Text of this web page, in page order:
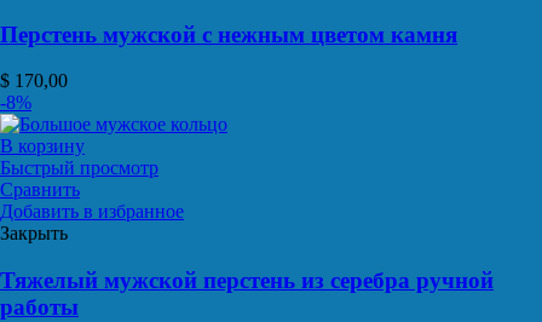
Перстень мужской с нежным цветом камня
$ 170,00
-8%
В корзину
Быстрый просмотр
Сравнить
Добавить в избранное
Закрыть
Тяжелый мужской перстень из серебра ручной
работы